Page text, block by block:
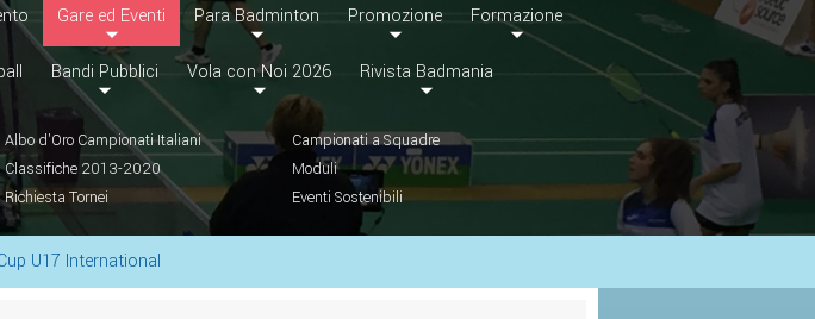
Gare ed Eventi Para Badminton Promozione Formazione
Bandi Pubblici Vola con Noi 2026 Rivista Badmania
Albo d'Oro Campionati Italiani
Campionati a Squadre
Classifiche 2013-2020
Moduli
Richiesta Tornei Eventi Sostenibili
U17 International